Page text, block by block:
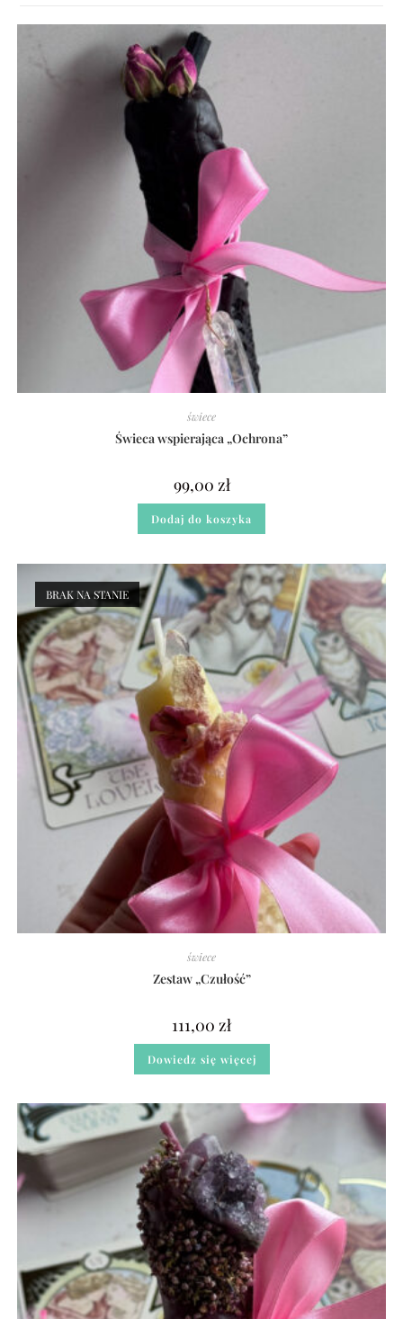
świece
Świeca wspierająca „Ochrona”
99,00 zł
Dodaj do koszyka
BRAK NA STANIE
świece
Zestaw „Czułość”
111,00 zł
Dowiedz się więcej